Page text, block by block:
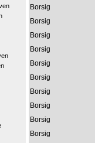
Borsig
Borsig
Borsig
Borsig
Borsig
Borsig
Borsig
Borsig
Borsig
Borsig